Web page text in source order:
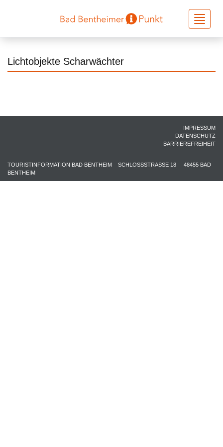
Toggle
Lichtobjekte Scharwächter
IMPRESSUM
DATENSCHUTZ
BARRIEREFREIHEIT
TOURISTINFORMATION BAD BENTHEIM SCHLOSSSTRASSE 18 48455 BAD
BENTHEIM